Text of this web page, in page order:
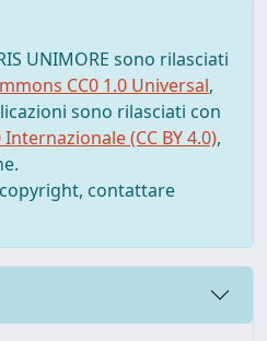
UNIMORE sono rilasciati
CC0 1.0 Universal,
sono rilasciati con
(CC BY 4.0),
contattare